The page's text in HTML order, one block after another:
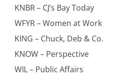
KNBR – CJ’s Bay Today
WFYR – Women at Work
KING – Chuck, Deb & Co.
KNOW – Perspective
WIL – Public Affairs